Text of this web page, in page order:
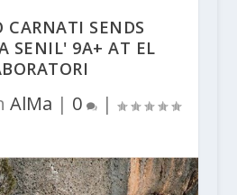
CARNATI SENDS
SENIL' 9A+ AT EL
AlMa | 0 |